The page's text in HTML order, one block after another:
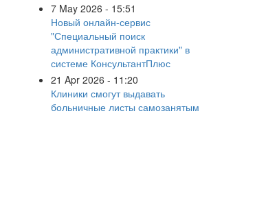
7 May 2026 - 15:51
Новый онлайн-сервис
"Специальный поиск
административной практики" в
системе КонсультантПлюс
21 Apr 2026 - 11:20
Клиники смогут выдавать
больничные листы самозанятым